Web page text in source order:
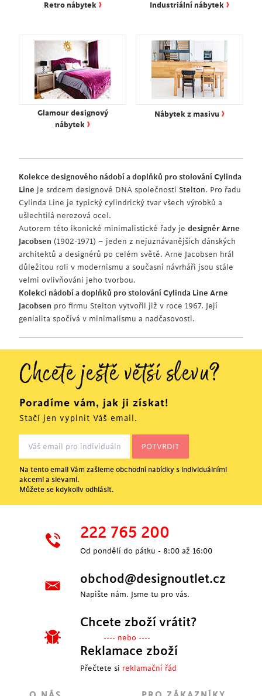
Retro nábytek › Industriální nábytek ›
Glamour designový
nábytek ›
Nábytek z masivu ›
Kolekce designového nádobí a doplňků pro stolování Cylinda
Line je srdcem designové DNA společnosti Stelton. Pro řadu
Cylinda Line je typický cylindrický tvar všech výrobků a
ušlechtilá nerezová ocel.
Autorem této ikonické minimalistické řady je designér Arne
Jacobsen (1902-1971) – jeden z nejuznávanějších dánských
architektů a designérů po celém světě. Arne Jacobsen hrál
důležitou roli v modernismu a současní návrháři jsou stále
velmi ovlivňováni jeho tvorbou.
Kolekci nádobí a doplňků pro stolování Cylinda Line Arne
Jacobsen pro firmu Stelton vytvořil již v roce 1967. Její
genialita spočívá v minimalismu a nadčasovosti.
Chcete ještě větší slevu?
Poradíme vám, jak ji získat!
Stačí jen vyplnit Váš email.
Na tento email Vám zašleme obchodní nabídky s individuálními
akcemi a slevami.
Můžete se kdykoliv odhlásit.
222 765 200
Od pondělí do pátku - 8:00 až 16:00
obchod@designoutlet.cz
Napište nám. Jsme tu pro vás.
Chcete zboží vrátit?
---- nebo ----
Reklamace zboží
Přečtete si reklamační řád